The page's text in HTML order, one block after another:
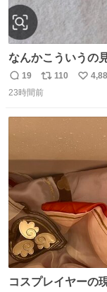
なんかこういうの
返
信
19
リ
ポ
110
い
23時間前
コスプレイヤーの